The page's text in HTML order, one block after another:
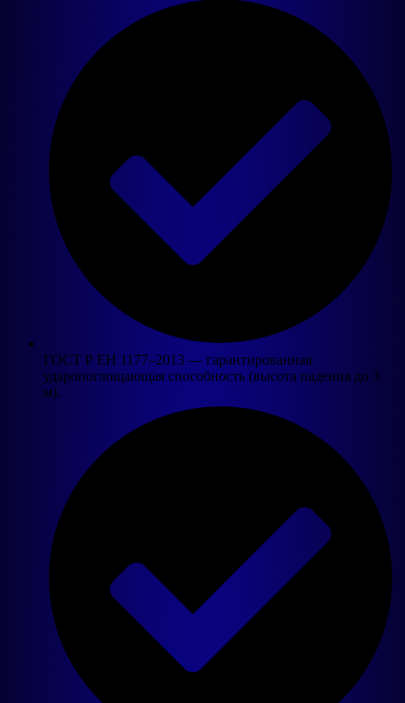
ГОСТ Р ЕН 1177–2013 — гарантированная
ударопоглощающая способность (высота падения до 3
м).